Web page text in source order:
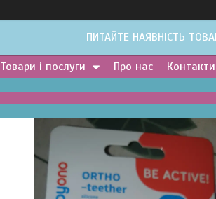
ПИТАЙТЕ НАЯВНІСТЬ
Товари і послуги Про нас Контакти